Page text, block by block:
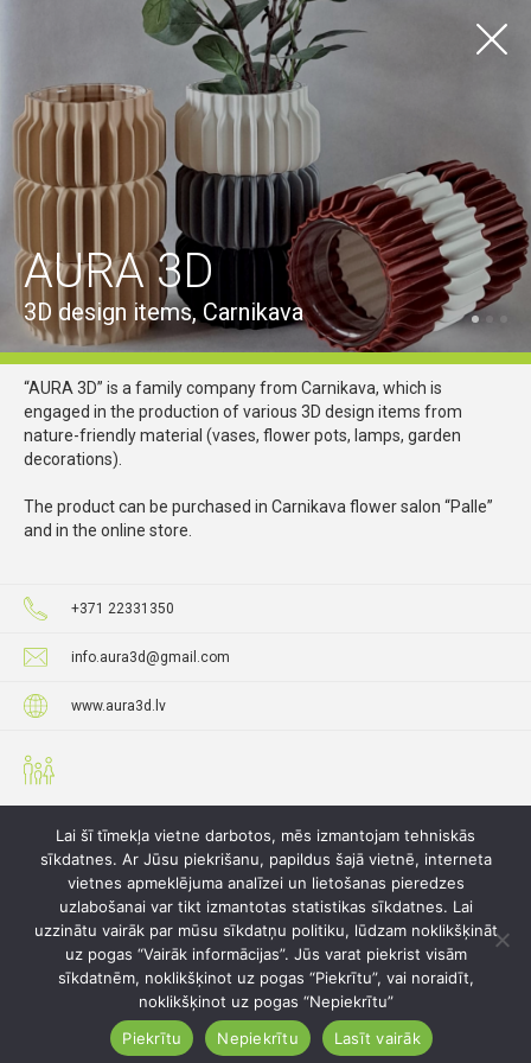
TOURISM
Local goods
Visas vietas Ādažu pilsēta
Ādažu pagasts
Carnikavas pagasts
Visas iespējas Handcrafts Local Delicacies Other
AURA 3D
3D design items, Carnikava
+371 22331350
info.aura3d@gmail.com
www.aura3d.lv
“AURA 3D” is a family company from Carnikava, which is
engaged in the production of various 3D design items from
nature-friendly material (vases, flower pots, lamps, garden
decorations).
The product can be purchased in Carnikava flower salon “Palle”
and in the online store.
Lai šī tīmekļa vietne darbotos, mēs izmantojam tehniskās
sīkdatnes. Ar Jūsu piekrišanu, papildus šajā vietnē, interneta
vietnes apmeklējuma analīzei un lietošanas pieredzes
uzlabošanai var tikt izmantotas statistikas sīkdatnes. Lai
uzzinātu vairāk par mūsu sīkdatņu politiku, lūdzam noklikšķināt
uz pogas “Vairāk informācijas”. Jūs varat piekrist visām
sīkdatnēm, noklikšķinot uz pogas “Piekrītu”, vai noraidīt,
noklikšķinot uz pogas “Nepiekrītu”
Piekrītu
Nepiekrītu Lasīt vairāk